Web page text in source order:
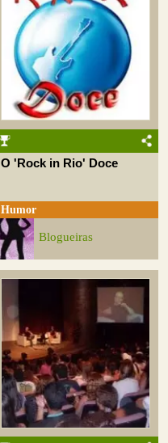
O 'Rock in Rio' Doce
Humor
Blogueiras